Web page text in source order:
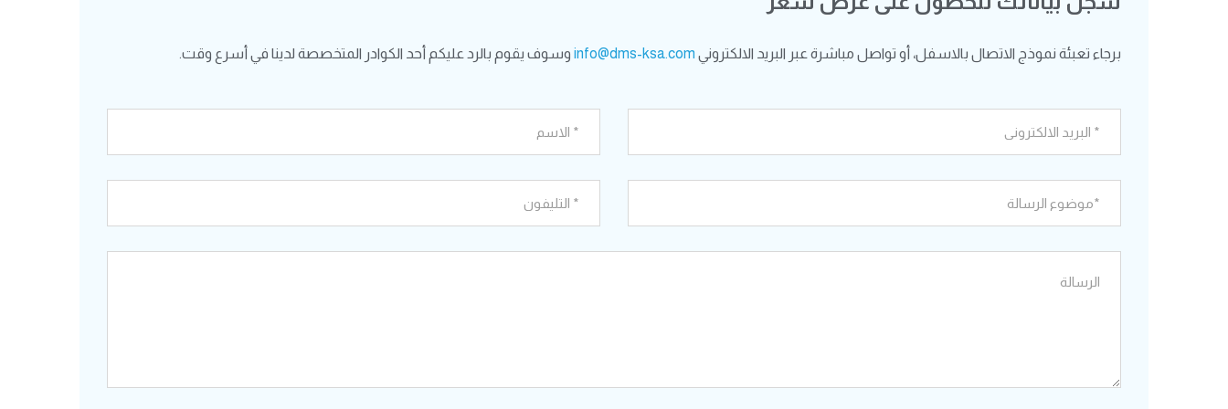
برجاء تعبئة نموذج الاتصال بالاسفل، أو تواصل مباشرة عبر البريد الالكتروني info@dms-ksa.com وسوف يقوم بالرد عليكم أحد الكوادر المتخصصة لدينا في أسرع وقت.